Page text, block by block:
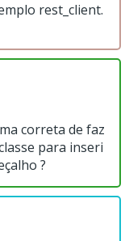
rest_client.
correta de faz
para inseri
?